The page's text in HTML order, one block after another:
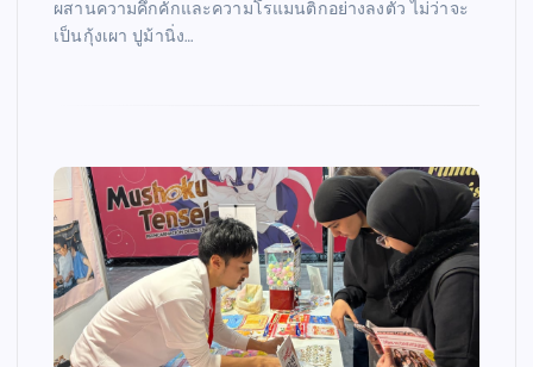
ผสานความคึกคักและความโรแมนติกอย่างลงตัว ไม่ว่าจะ
เป็นกุ้งเผา ปูม้านิ่ง…